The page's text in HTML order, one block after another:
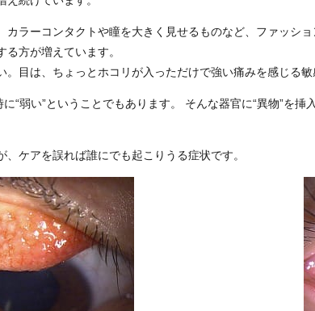
カラーコンタクトや瞳を大きく見せるものなど、ファッシ
方が増えています。
目は、ちょっとホコリが入っただけで強い痛みを感じる敏
“弱い”ということでもあります。 そんな器官に“異物”を
ケアを誤れば誰にでも起こりうる症状です。